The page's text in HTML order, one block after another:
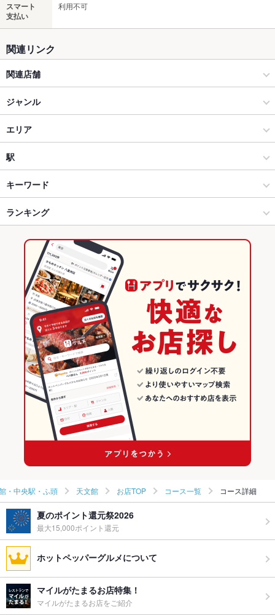
スマート
支払い
利用不可
関連リンク
関連店舗
SHIROYAMA HOTEL kagoshima
ジャンル
和食
和食全般
鹿児島市 天文館・中央駅・ふ頭 × 和食
鹿児島市 天文館・中央駅・ふ頭 × 和食全般
加治屋町駅 × 和食
加治屋町駅 × 和食全般
エリア
天文館
天文館 × 和食
天文館 × 和食全般
鹿児島
鹿児島 × 和食
鹿児島 × 和食全般
駅
鹿児島中央駅
加治屋町駅
高見橋駅
キーワード
会席料理 ステーキ
ランキング
鹿児島のグルメランキング
鹿児島の和食ランキング
鹿児島市 天文館・中央駅・ふ頭のグルメランキング
鹿児島市 天文館・中央駅・ふ頭の和食ランキング
天文館のグルメランキング
天文館の和食ランキング
・中央駅・ふ頭 天文館 お店TOP コース一覧 コース詳細
夏のポイント還元祭2026
最大15,000ポイント還元
ホットペッパーグルメについて
マイルがたまるお店特集！
マイルがたまるお店をご紹介